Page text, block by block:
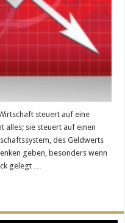
steuert auf eine
alles; sie steuert auf einen
des Geldwerts
geben, besonders wenn
gelegt …